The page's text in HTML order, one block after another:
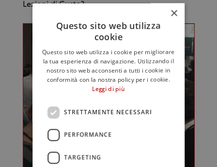
Lezioni di Gusto?
×
Questo sito web utilizza
cookie
Questo sito web utilizza i cookie per migliorare
la tua esperienza di navigazione. Utilizzando il
nostro sito web acconsenti a tutti i cookie in
conformità con la nostra policy per i cookie.
Leggi di più
STRETTAMENTE NECESSARI
PERFORMANCE
TARGETING